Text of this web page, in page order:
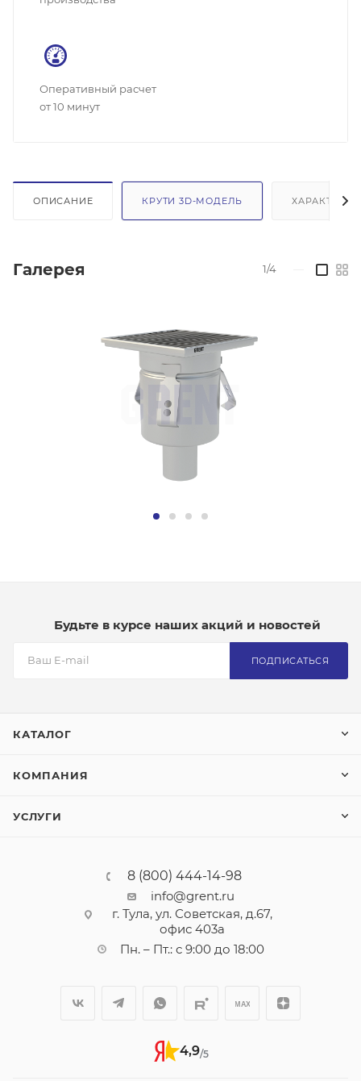
Оперативный расчет
от 10 минут
ОПИСАНИЕ КРУТИ 3D-МОДЕЛЬ
Галерея 1/4
Будьте в курсе наших акций и новостей
ПОДПИСАТЬСЯ
КАТАЛОГ
КОМПАНИЯ
УСЛУГИ
8 (800) 444-14-98
info@grent.ru
г. Тула, ул. Советская, д.67,
офис 403а
Пн. – Пт.: с 9:00 до 18:00
4,9/5